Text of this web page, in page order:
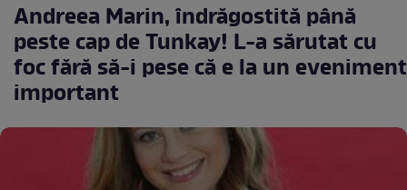
Andreea Marin, îndrăgostită până
peste cap de Tunkay! L-a sărutat cu
foc fără să-i pese că e la un eveniment
important